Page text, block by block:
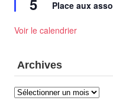
avant
Place aux
Voir le calendrier
Archives
Archives